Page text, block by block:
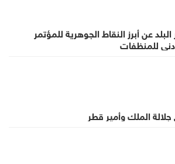
عن أبرز النقاط الجوهرية للمؤتمر
للمنظفات
الملك وأمير قطر